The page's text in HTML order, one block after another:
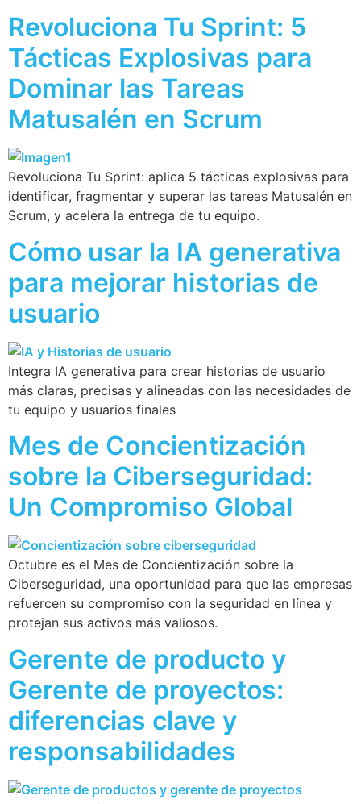
Revoluciona Tu Sprint: 5
Tácticas Explosivas para
Dominar las Tareas
Matusalén en Scrum
Revoluciona Tu Sprint: aplica 5 tácticas explosivas para
identificar, fragmentar y superar las tareas Matusalén en
Scrum, y acelera la entrega de tu equipo.
Cómo usar la IA generativa
para mejorar historias de
usuario
Integra IA generativa para crear historias de usuario
más claras, precisas y alineadas con las necesidades de
tu equipo y usuarios finales
Mes de Concientización
sobre la Ciberseguridad:
Un Compromiso Global
Octubre es el Mes de Concientización sobre la
Ciberseguridad, una oportunidad para que las empresas
refuercen su compromiso con la seguridad en línea y
protejan sus activos más valiosos.
Gerente de producto y
Gerente de proyectos:
diferencias clave y
responsabilidades